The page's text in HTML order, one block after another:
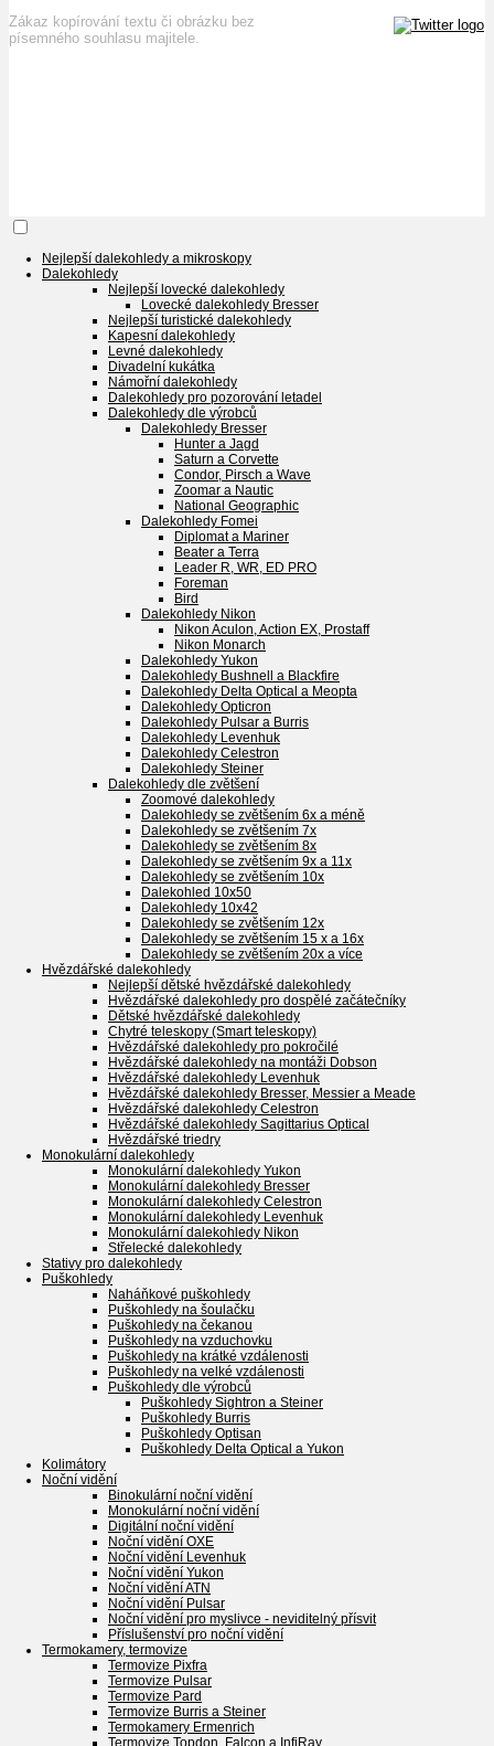
Zákaz kopírování textu či obrázku bez
písemného souhlasu majitele.
Nejlepší dalekohledy a mikroskopy
Dalekohledy
Nejlepší lovecké dalekohledy
Lovecké dalekohledy Bresser
Nejlepší turistické dalekohledy
Kapesní dalekohledy
Levné dalekohledy
Divadelní kukátka
Námořní dalekohledy
Dalekohledy pro pozorování letadel
Dalekohledy dle výrobců
Dalekohledy Bresser
Hunter a Jagd
Saturn a Corvette
Condor, Pirsch a Wave
Zoomar a Nautic
National Geographic
Dalekohledy Fomei
Diplomat a Mariner
Beater a Terra
Leader R, WR, ED PRO
Foreman
Bird
Dalekohledy Nikon
Nikon Aculon, Action EX, Prostaff
Nikon Monarch
Dalekohledy Yukon
Dalekohledy Bushnell a Blackfire
Dalekohledy Delta Optical a Meopta
Dalekohledy Opticron
Dalekohledy Pulsar a Burris
Dalekohledy Levenhuk
Dalekohledy Celestron
Dalekohledy Steiner
Dalekohledy dle zvětšení
Zoomové dalekohledy
Dalekohledy se zvětšením 6x a méně
Dalekohledy se zvětšením 7x
Dalekohledy se zvětšením 8x
Dalekohledy se zvětšením 9x a 11x
Dalekohledy se zvětšením 10x
Dalekohled 10x50
Dalekohledy 10x42
Dalekohledy se zvětšením 12x
Dalekohledy se zvětšením 15 x a 16x
Dalekohledy se zvětšením 20x a více
Hvězdářské dalekohledy
Nejlepší dětské hvězdářské dalekohledy
Hvězdářské dalekohledy pro dospělé začátečníky
Dětské hvězdářské dalekohledy
Chytré teleskopy (Smart teleskopy)
Hvězdářské dalekohledy pro pokročilé
Hvězdářské dalekohledy na montáži Dobson
Hvězdářské dalekohledy Levenhuk
Hvězdářské dalekohledy Bresser, Messier a Meade
Hvězdářské dalekohledy Celestron
Hvězdářské dalekohledy Sagittarius Optical
Hvězdářské triedry
Monokulární dalekohledy
Monokulární dalekohledy Yukon
Monokulární dalekohledy Bresser
Monokulární dalekohledy Celestron
Monokulární dalekohledy Levenhuk
Monokulární dalekohledy Nikon
Střelecké dalekohledy
Stativy pro dalekohledy
Puškohledy
Naháňkové puškohledy
Puškohledy na šoulačku
Puškohledy na čekanou
Puškohledy na vzduchovku
Puškohledy na krátké vzdálenosti
Puškohledy na velké vzdálenosti
Puškohledy dle výrobců
Puškohledy Sightron a Steiner
Puškohledy Burris
Puškohledy Optisan
Puškohledy Delta Optical a Yukon
Kolimátory
Noční vidění
Binokulární noční vidění
Monokulární noční vidění
Digitální noční vidění
Noční vidění OXE
Noční vidění Levenhuk
Noční vidění Yukon
Noční vidění ATN
Noční vidění Pulsar
Noční vidění pro myslivce - neviditelný přísvit
Příslušenství pro noční vidění
Termokamery, termovize
Termovize Pixfra
Termovize Pulsar
Termovize Pard
Termovize Burris a Steiner
Termokamery Ermenrich
Termovize Topdon, Falcon a InfiRay